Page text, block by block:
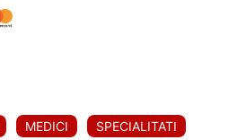
MEDICI
SPECIALITATI